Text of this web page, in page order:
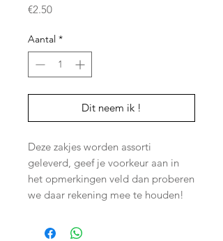
€2.50Prijs
Aantal *
Dit neem ik !
Deze zakjes worden assorti
geleverd, geef je voorkeur aan in
het opmerkingen veld dan proberen
we daar rekening mee te houden!